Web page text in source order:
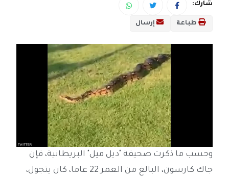
شارك:
طباعة إرسال
وحسب ما ذكرت صحيفة "ديل ميل" البريطانية، فإن
جاك كارسون، البالغ من العمر 22 عاما، كان يتجول،